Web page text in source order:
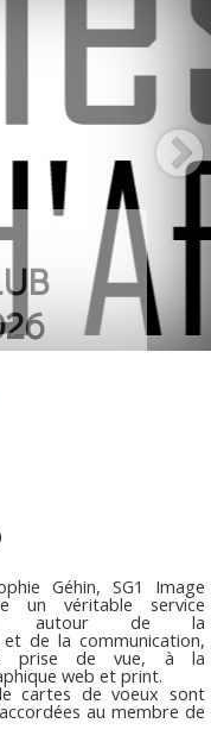
Géhin, SG1 Image
un véritable service
autour de la
de la communication,
prise de vue, à la
web et print.
cartes de voeux sont
au membre de